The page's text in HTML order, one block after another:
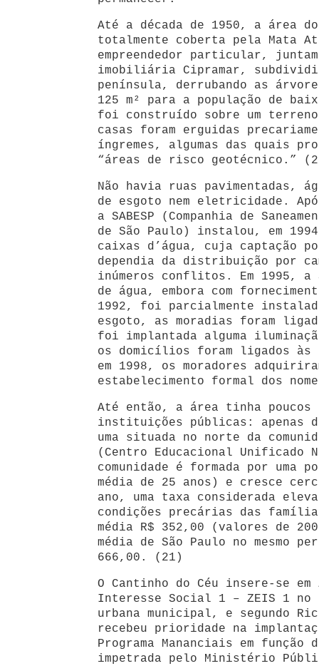
Até a década de 1950, a área
totalmente coberta pela Mata
empreendedor particular,
imobiliária Cipramar,
península, derrubando as
125 m² para a população de
foi construído sobre um
casas foram erguidas
íngremes, algumas das quais
“áreas de risco geotécnico.”
Não havia ruas pavimentadas,
de esgoto nem eletricidade.
a SABESP (Companhia de
de São Paulo) instalou, em
caixas d’água, cuja captação
dependia da distribuição por
inúmeros conflitos. Em 1995, a
de água, embora com
1992, foi parcialmente
esgoto, as moradias foram
foi implantada alguma
os domicílios foram ligados
em 1998, os moradores
estabelecimento formal dos
Até então, a área tinha poucos
instituições públicas: apenas
uma situada no norte da
(Centro Educacional Unificado
comunidade é formada por uma
média de 25 anos) e cresce
ano, uma taxa considerada
condições precárias das
média R$ 352,00 (valores de
média de São Paulo no mesmo
666,00. (21)
O Cantinho do Céu insere-se em
Interesse Social 1 – ZEIS 1
urbana municipal, e segundo
recebeu prioridade na
Programa Mananciais em
impetrada pelo Ministério